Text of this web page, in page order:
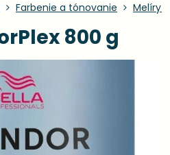
Farbenie a tónovanie Melíry
800 g